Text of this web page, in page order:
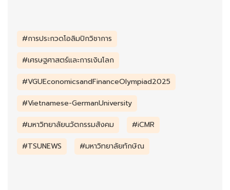
#การประกวดโอลิมปิกวิชาการ
#เศรษฐศาสตร์และการเงินโลก
#VGUEconomicsandFinanceOlympiad2025
#Vietnamese-GermanUniversity
#มหาวิทยาลัยนวัตกรรมสังคม
#iCMR
#TSUNEWS
#มหาวิทยาลัยทักษิณ